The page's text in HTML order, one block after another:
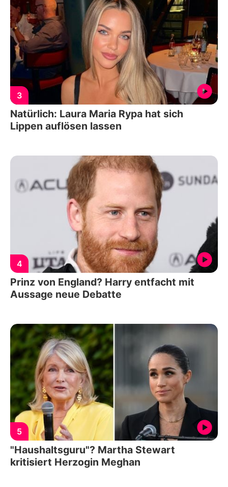
3
Natürlich: Laura Maria Rypa hat sich
Lippen auflösen lassen
4
Prinz von England? Harry entfacht mit
Aussage neue Debatte
5
"Haushaltsguru"? Martha Stewart
kritisiert Herzogin Meghan